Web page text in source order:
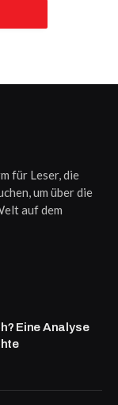
für Leser, die
um über die
auf dem
Eine Analyse